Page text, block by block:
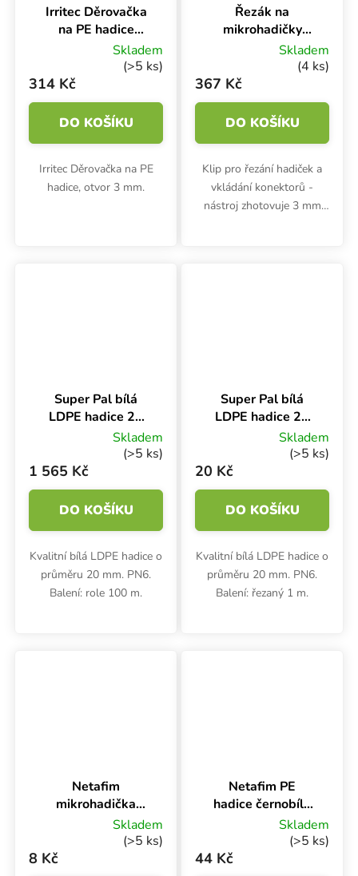
Irritec Děrovačka
na PE hadice
Skladem
(>5 ks)
314 Kč
DO KOŠÍKU
Irritec Děrovačka na PE
hadice, otvor 3 mm.
Řezák na
mikrohadičky
KLIP 2v1Skladem
(4 ks)
367 Kč
DO KOŠÍKU
Klip pro řezání hadiček a
vkládání konektorů -
nástroj zhotovuje 3 mm
Super Pal bílá
LDPE hadice 20
mm PN6, role 100
Skladem
(>5 ks)
1 565 Kč
DO KOŠÍKU
Kvalitní bílá LDPE hadice o
průměru 20 mm. PN6.
Balení: role 100 m.
Super Pal bílá
LDPE hadice 20
mm PN6, 1 mSkladem
(>5 ks)
20 Kč
DO KOŠÍKU
Kvalitní bílá LDPE hadice o
průměru 20 mm. PN6.
Balení: řezaný 1 m.
Netafim
mikrohadička
SSPE 5 x 3 šedá
BL, 60 cm
Skladem
(>5 ks)
8 Kč
Netafim PE
hadice černobílá
Ø 25 mm PN4 UV,
Skladem
(>5 ks)
44 Kč